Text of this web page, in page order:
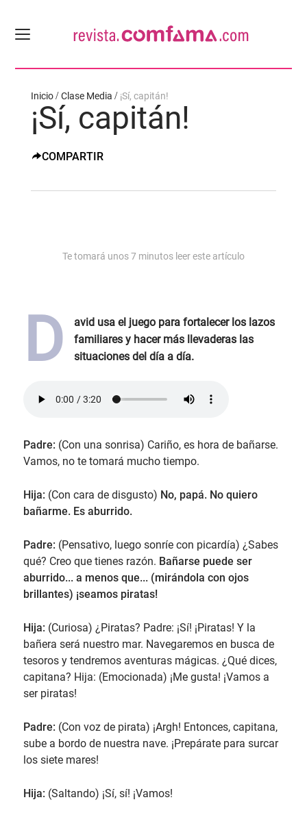
Inicio Clase Media ¡Sí, capitán!
¡Sí, capitán!
COMPARTIR
Te tomará unos7 minutos leer este artículo
D
avid usa el juego para fortalecer los lazos
familiares y hacer más llevaderas las
situaciones del día a día.
Padre: (Con una sonrisa) Cariño, es hora de bañarse.
Vamos, no te tomará mucho tiempo.
Hija: (Con cara de disgusto) No, papá. No quiero
bañarme. Es aburrido.
Padre: (Pensativo, luego sonríe con picardía) ¿Sabes
qué? Creo que tienes razón. Bañarse puede ser
aburrido... a menos que... (mirándola con ojos
brillantes) ¡seamos piratas!
Hija: (Curiosa) ¿Piratas? Padre: ¡Sí! ¡Piratas! Y la
bañera será nuestro mar. Navegaremos en busca de
tesoros y tendremos aventuras mágicas. ¿Qué dices,
capitana? Hija: (Emocionada) ¡Me gusta! ¡Vamos a
ser piratas!
Padre: (Con voz de pirata) ¡Argh! Entonces, capitana,
sube a bordo de nuestra nave. ¡Prepárate para surcar
los siete mares!
Hija: (Saltando) ¡Sí, sí! ¡Vamos!